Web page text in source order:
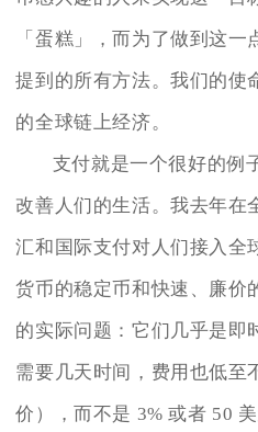
「蛋糕」，而为了做到这
提到的所有方法。我们的使
的全球链上经济。
支付就是一个很好的例
改善人们的生活。我去年在
汇和国际支付对人们接入全
货币的稳定币和快速、廉价
的实际问题：它们几乎是即
需要几天时间，费用也低至
价），而不是 3% 或者 50